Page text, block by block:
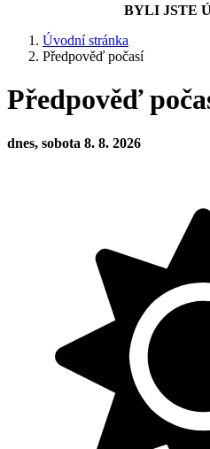
BYLI JSTE
Úvodní stránka
Předpověď počasí
Předpověď
dnes, sobota 8. 8. 2026